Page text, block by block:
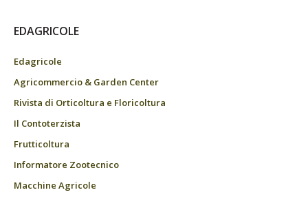
EDAGRICOLE
Edagricole
Agricommercio & Garden Center
Rivista di Orticoltura e Floricoltura
Il Contoterzista
Frutticoltura
Informatore Zootecnico
Macchine Agricole